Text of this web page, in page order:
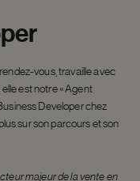
vous, travaille avec
est notre « Agent
Developer chez
sur son parcours et son
majeur de la vente en